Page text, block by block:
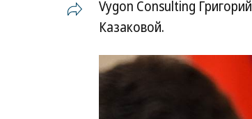
Vygon Consulting
Казаковой.